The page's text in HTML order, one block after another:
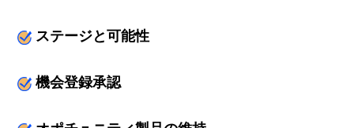
ステージと可能性
機会登録承認